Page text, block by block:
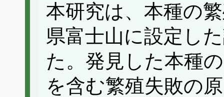
本研究は、本種の
県富士山に設定し
た。発見した本種
を含む繁殖失敗の